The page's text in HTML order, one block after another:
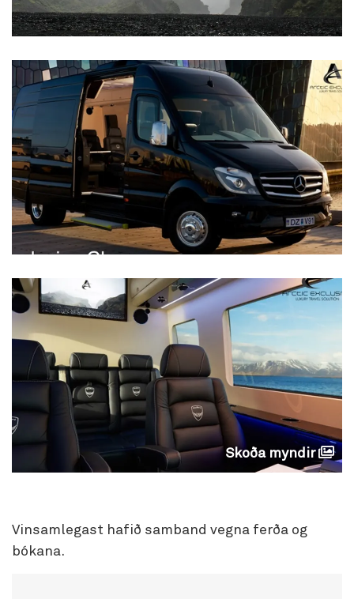
Skoða myndir
Vinsamlegast hafið samband vegna ferða og
bókana.